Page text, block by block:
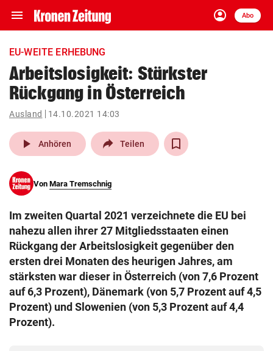
menu Navigation
ein-/ausklappen
account_circle
Anmelden
Abo
close Schließen
account_circle Anmelden
arrow_right
pin_drop
Wien arrow_right
search
eingeben
Muthgasse 2, 1190 Wien
EU-WEITE ERHEBUNG
Arbeitslosigkeit: Stärkster
Rückgang in Österreich
Ausland 14.10.2021 14:03
play_arrow Anhören Teilen
Von Mara Tremschnig
Im zweiten Quartal 2021 verzeichnete die EU bei
nahezu allen ihrer 27 Mitgliedsstaaten einen
Rückgang der Arbeitslosigkeit gegenüber den
ersten drei Monaten des heurigen Jahres, am
stärksten war dieser in Österreich (von 7,6 Prozent
auf 6,3 Prozent), Dänemark (von 5,7 Prozent auf 4,5
Prozent) und Slowenien (von 5,3 Prozent auf 4,4
Prozent).